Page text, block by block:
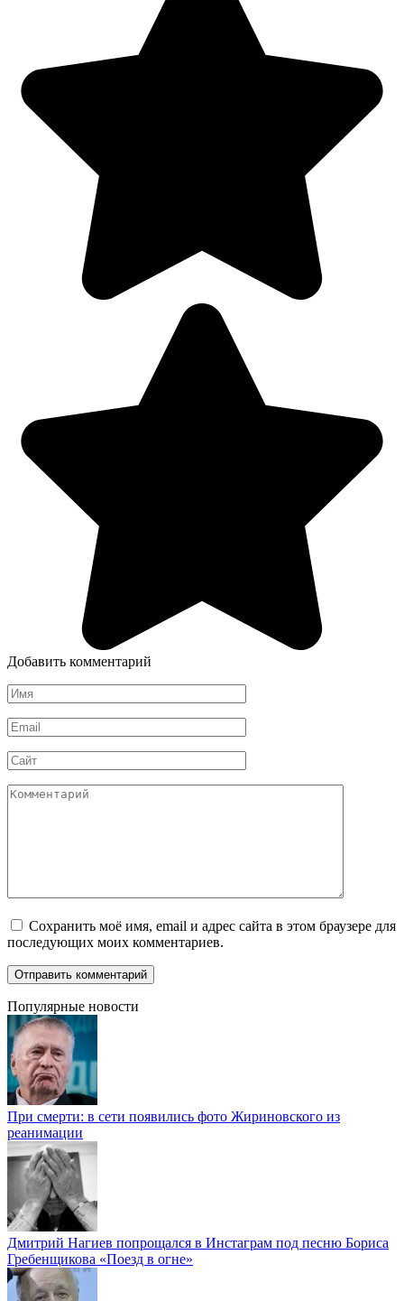
Добавить комментарий
Имя
*
Email
*
Сайт
Комментарий
Сохранить моё имя, email и адрес сайта в этом браузере для
последующих моих комментариев.
Популярные новости
При смерти: в сети появились фото Жириновского из
реанимации
Дмитрий Нагиев попрощался в Инстаграм под песню Бориса
Гребенщикова «Поезд в огне»